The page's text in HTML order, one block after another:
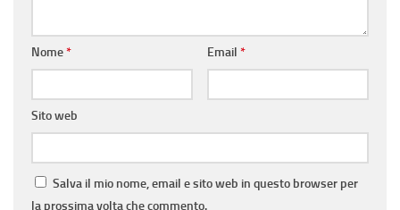
Nome* Email *
Sito web
Salva il mio nome, email e sito web in questo browser per
la prossima volta che commento.